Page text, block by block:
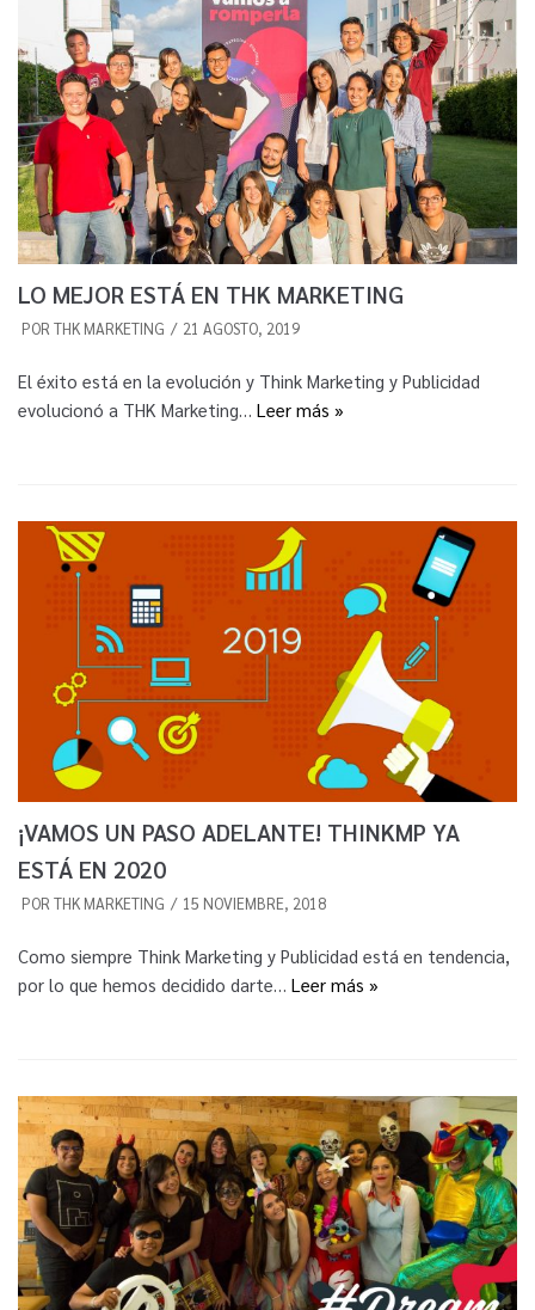
LO MEJOR ESTÁ EN THK MARKETING
POR THK MARKETING 21 AGOSTO, 2019
El éxito está en la evolución y Think Marketing y Publicidad
evolucionó a THK Marketing… Leer más »
¡VAMOS UN PASO ADELANTE! THINKMP YA
ESTÁ EN 2020
POR THK MARKETING 15 NOVIEMBRE, 2018
Como siempre Think Marketing y Publicidad está en tendencia,
por lo que hemos decidido darte… Leer más »